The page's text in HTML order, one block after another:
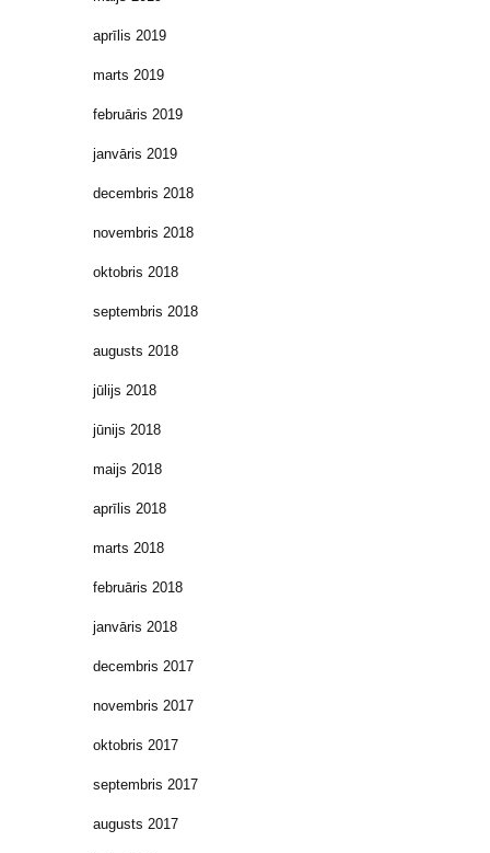
aprīlis 2019
marts 2019
februāris 2019
janvāris 2019
decembris 2018
novembris 2018
oktobris 2018
septembris 2018
augusts 2018
jūlijs 2018
jūnijs 2018
maijs 2018
aprīlis 2018
marts 2018
februāris 2018
janvāris 2018
decembris 2017
novembris 2017
oktobris 2017
septembris 2017
augusts 2017